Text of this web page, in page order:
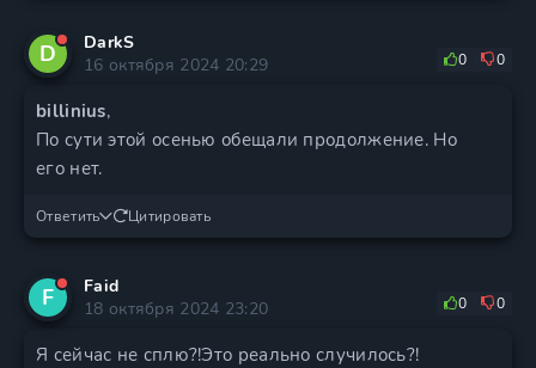
D
DarkS
16 октября 2024 20:29
0 0
billinius,
По сути этой осенью обещали продолжение. Но
его нет.
Ответить Цитировать
F
Faid
18 октября 2024 23:20
0 0
Я сейчас не сплю?!Это реально случилось?!